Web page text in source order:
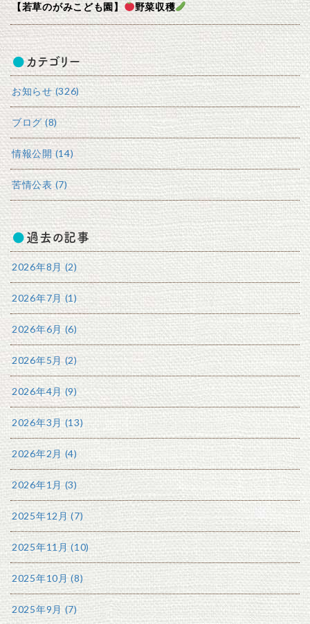
【若草のがみこども園】 野菜収穫
カテゴリー
お知らせ (326)
ブログ (8)
情報公開 (14)
苦情公表 (7)
過去の記事
2026年8月 (2)
2026年7月 (1)
2026年6月 (6)
2026年5月 (2)
2026年4月 (9)
2026年3月 (13)
2026年2月 (4)
2026年1月 (3)
2025年12月 (7)
2025年11月 (10)
2025年10月 (8)
2025年9月 (7)